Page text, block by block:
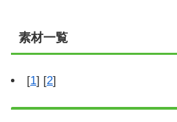
素材一覧
[1] [2]